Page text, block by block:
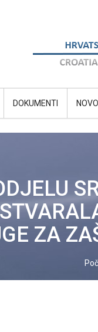
DOKUMENTI
ZA